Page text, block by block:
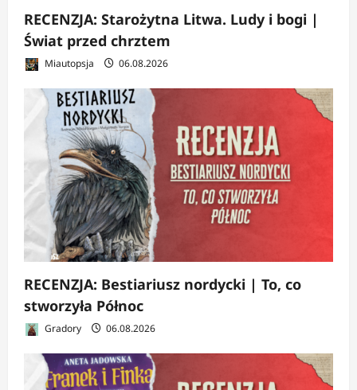
RECENZJA: Starożytna Litwa. Ludy i bogi |
Świat przed chrztem
Miautopsja 06.08.2026
RECENZJA: Bestiariusz nordycki | To, co
stworzyła Północ
Gradory 06.08.2026